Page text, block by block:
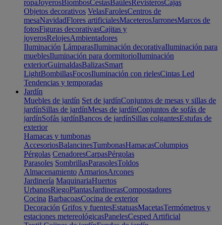
ropaJoyerosBiombosCestasBaúlesRevisterosCajas
Objetos decorativos VelasFarolesCentros de
mesaNavidadFlores artificialesMaceterosJarronesMarcos de
fotosFiguras decorativasCajitas y
joyerosRelojesAmbientadores
Iluminación LámparasIluminación decorativaIluminación para
mueblesIluminación para dormitorioIluminación
exteriorGuirnaldasBalizasSmart
LightBombillasFocosIluminación con rielesCintas Led
Tendencias y temporadas
Jardín
Muebles de jardín Set de jardínConjuntos de mesas y sillas de
jardínSillas de jardínMesas de jardínConjuntos de sofás de
jardínSofás jardínBancos de jardínSillas colgantesEstufas de
exterior
Hamacas y tumbonas
AccesoriosBalancinesTumbonasHamacasColumpios
Pérgolas CenadoresCarpasPérgolas
Parasoles SombrillasParasolesToldos
Almacenamiento ArmariosArcones
Jardinería MaquinariaHuertos
UrbanosRiegoPlantasJardinerasCompostadores
Cocina BarbacoasCocina de exterior
Decoración Grifos y fuentesEstatuasMacetasTermómetros y
estaciones metereológicasPanelesCesped Artificial